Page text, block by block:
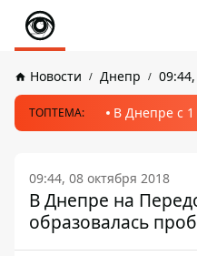
Новости Днепр
ТОПТЕМА: В Днепре с
09:44, 08 октября 2018
В Днепре на
образовалась